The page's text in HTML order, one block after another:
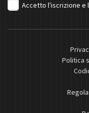
Accetto l'iscrizione e
Politica